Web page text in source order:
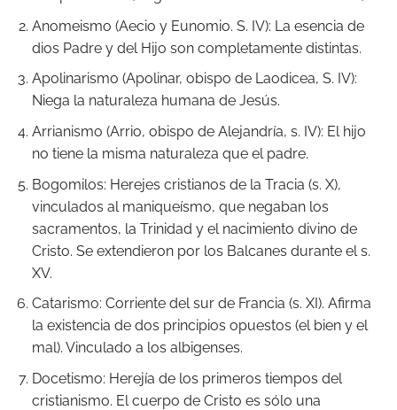
Anomeismo (Aecio y Eunomio. S. IV): La esencia de
dios Padre y del Hijo son completamente distintas.
Apolinarismo (Apolinar, obispo de Laodicea, S. IV):
Niega la naturaleza humana de Jesús.
Arrianismo (Arrio, obispo de Alejandría, s. IV): El hijo
no tiene la misma naturaleza que el padre.
Bogomilos: Herejes cristianos de la Tracia (s. X),
vinculados al maniqueísmo, que negaban los
sacramentos, la Trinidad y el nacimiento divino de
Cristo. Se extendieron por los Balcanes durante el s.
XV.
Catarismo: Corriente del sur de Francia (s. XI). Afirma
la existencia de dos principios opuestos (el bien y el
mal). Vinculado a los albigenses.
Docetismo: Herejía de los primeros tiempos del
cristianismo. El cuerpo de Cristo es sólo una